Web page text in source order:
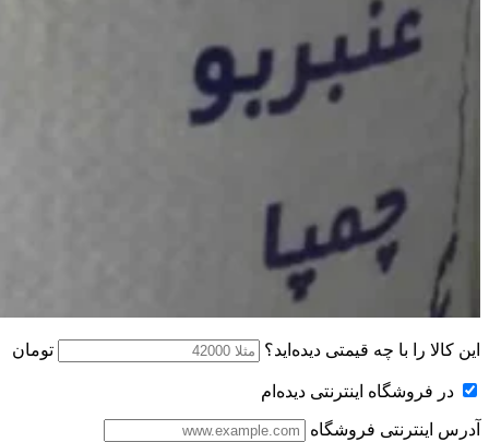
این کالا را با چه قیمتی دیده‌اید؟ تومان
در فروشگاه اینترنتی دیده‌ام
آدرس اینترنتی فروشگاه